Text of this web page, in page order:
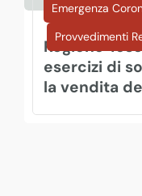
Emergenza
Provvedimenti
Regione
esercizi di
la vendita